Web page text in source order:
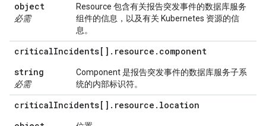
object
必需
Resource 包含有关报告突发事件的数据库服务
组件的信息，以及有关 Kubernetes 资源的信
息。
criticalIncidents[] . resource . component
string
必需
Component 是报告突发事件的数据库服务子系
统的内部标识符。
criticalIncidents[] . resource . location